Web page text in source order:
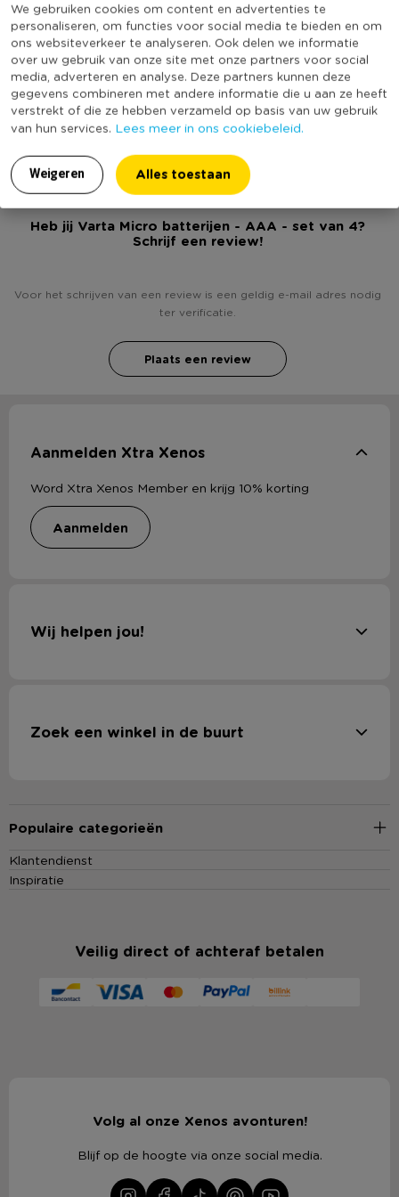
We gebruiken cookies om content en advertenties te
personaliseren, om functies voor social media te bieden en om
ons websiteverkeer te analyseren. Ook delen we informatie
over uw gebruik van onze site met onze partners voor social
media, adverteren en analyse. Deze partners kunnen deze
gegevens combineren met andere informatie die u aan ze heeft
verstrekt of die ze hebben verzameld op basis van uw gebruik
van hun services. Lees meer in ons cookiebeleid.
Weigeren Alles toestaan
Productbreedte (cm)
1.2
Producthoogte (cm)
4.5
Productlengte (cm)
1
Merk
Varta
Duurzaamheidsscore
(Nog) geen score
bekend
Heb jij Varta Micro batterijen - AAA - set van 4?
Schrijf een review!
Voor het schrijven van een review is een geldig e-mail adres nodig
ter verificatie.
Plaats een review
Aanmelden Xtra Xenos
Word Xtra Xenos Member en krijg 10% korting
aanmelden
Wij helpen jou!
Zoek een winkel in de buurt
Populaire categorieën
Klantendienst
Inspiratie
Veilig direct of achteraf betalen
Volg al onze Xenos avonturen!
Blijf op de hoogte via onze social media.